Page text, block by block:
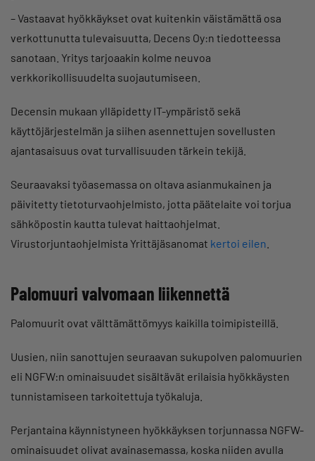
– Vastaavat hyökkäykset ovat kuitenkin väistämättä osa
verkottunutta tulevaisuutta, Decens Oy:n tiedotteessa
sanotaan. Yritys tarjoaakin kolme neuvoa
verkkorikollisuudelta suojautumiseen.
Decensin mukaan ylläpidetty IT-ympäristö sekä
käyttöjärjestelmän ja siihen asennettujen sovellusten
ajantasaisuus ovat turvallisuuden tärkein tekijä.
Seuraavaksi työasemassa on oltava asianmukainen ja
päivitetty tietoturvaohjelmisto, jotta päätelaite voi torjua
sähköpostin kautta tulevat haittaohjelmat.
Virustorjuntaohjelmista Yrittäjäsanomat kertoi eilen
Palomuuri valvomaan liikennettä
Palomuurit ovat välttämättömyys kaikilla toimipisteillä.
Uusien, niin sanottujen seuraavan sukupolven palomuurien
eli NGFW:n ominaisuudet sisältävät erilaisia hyökkäysten
tunnistamiseen tarkoitettuja työkaluja.
Perjantaina käynnistyneen hyökkäyksen torjunnassa NGFW-
ominaisuudet olivat avainasemassa, koska niiden avulla